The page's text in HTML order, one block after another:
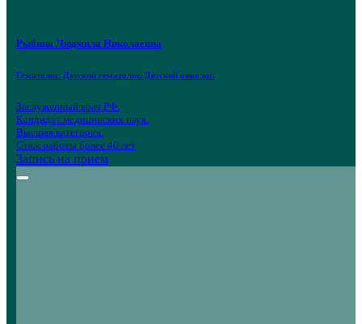
Рыбина Людмила Николаевна
Гематолог. Детский гематолог. Детский онколог.
Заслуженный врач РФ.
Кандидат медицинских наук.
Высшая категория.
Стаж работы более 40 лет
Запись на прием